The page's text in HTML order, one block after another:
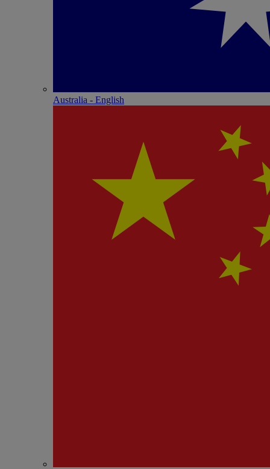
Australia - English